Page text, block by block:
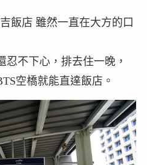
飯店 雖然一直在大方的口
忍不下心，排去住一晚，
空橋就能直達飯店。